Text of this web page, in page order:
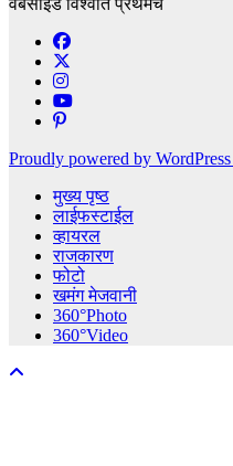
Proudly powered by WordPress
मुख्य पृष्ठ
लाईफस्टाईल
व्हायरल
राजकारण
फोटो
खमंग मेजवानी
360°Photo
360°Video